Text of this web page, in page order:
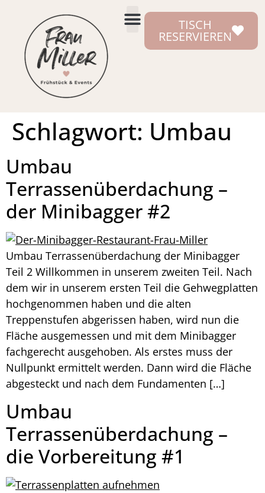
TISCH
RESERVIEREN
Schlagwort: Umbau
Umbau
Terrassenüberdachung –
der Minibagger #2
Umbau Terrassenüberdachung der Minibagger
Teil 2 Willkommen in unserem zweiten Teil. Nach
dem wir in unserem ersten Teil die Gehwegplatten
hochgenommen haben und die alten
Treppenstufen abgerissen haben, wird nun die
Fläche ausgemessen und mit dem Minibagger
fachgerecht ausgehoben. Als erstes muss der
Nullpunkt ermittelt werden. Dann wird die Fläche
abgesteckt und nach dem Fundamenten […]
Umbau
Terrassenüberdachung –
die Vorbereitung #1